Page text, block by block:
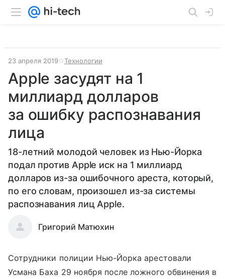
23 апреля 2019 Технологии
Apple засудят на 1
миллиард долларов
за ошибку распознавания
лица
18-летний молодой человек из Нью-Йорка
подал против Apple иск на 1 миллиард
долларов из-за ошибочного ареста, который,
по его словам, произошел из-за системы
распознавания лиц Apple.
Григорий Матюхин
Сотрудники полиции Нью-Йорка арестовали
Усмана Баха 29 ноября после ложного обвинения в